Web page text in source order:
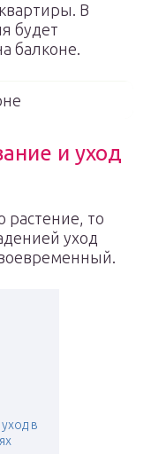
В
будет
балконе.
и уход
растение, то
уход
в